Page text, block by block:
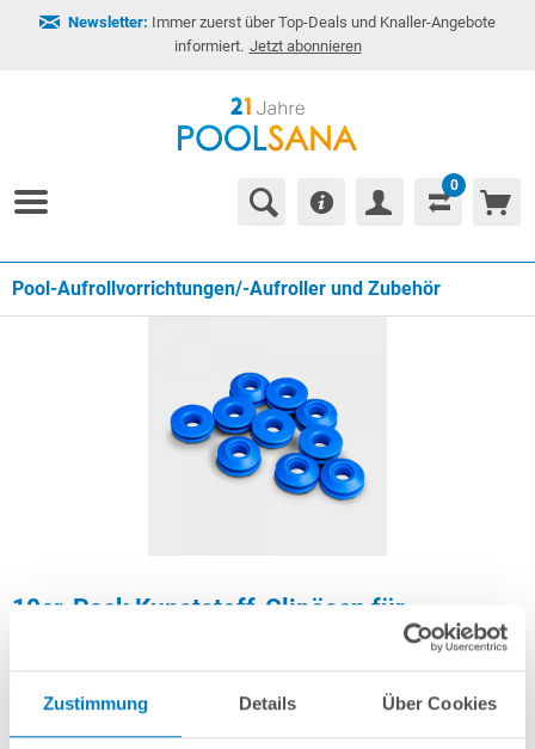
Zustimmung Details Über Cookies
Newsletter: Immer zuerst über Top-Deals und Knaller-Angebote
informiert. Jetzt abonnieren
0
Pool-Aufrollvorrichtungen/-Aufroller und Zubehör
10er-Pack Kunststoff-Clipösen für
Artikel-Nr.: 252706